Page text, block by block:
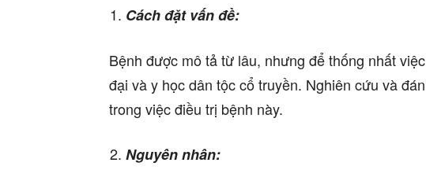
Cách đặt vấn đề:
Bệnh được mô tả từ lâu, nhưng để thống nhất
đại và y học dân tộc cổ truyền. Nghiên cứu và
trong việc điều trị bệnh này.
Nguyên nhân: